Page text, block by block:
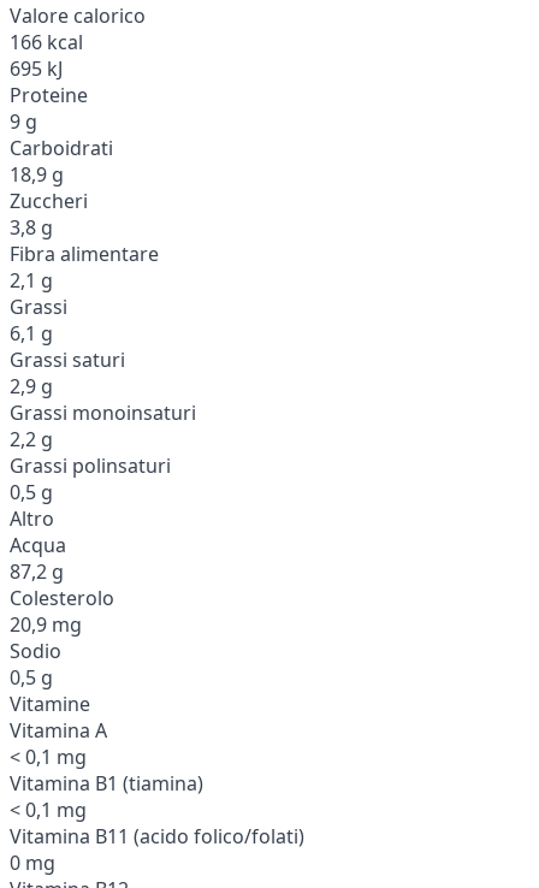
Valore calorico
166 kcal
695 kJ
Proteine
9 g
Carboidrati
18,9 g
Zuccheri
3,8 g
Fibra alimentare
2,1 g
Grassi
6,1 g
Grassi saturi
2,9 g
Grassi monoinsaturi
2,2 g
Grassi polinsaturi
0,5 g
Altro
Acqua
87,2 g
Colesterolo
20,9 mg
Sodio
0,5 g
Vitamine
Vitamina A
< 0,1 mg
Vitamina B1 (tiamina)
< 0,1 mg
Vitamina B11 (acido folico/folati)
0 mg